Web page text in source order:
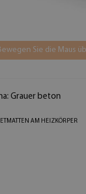
Sie die Maus
Grauer beton
AM HEIZKÖRPER